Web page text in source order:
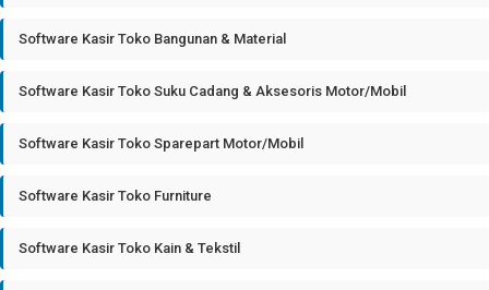
Software Kasir Toko Bangunan & Material
Software Kasir Toko Suku Cadang & Aksesoris Motor/Mobil
Software Kasir Toko Sparepart Motor/Mobil
Software Kasir Toko Furniture
Software Kasir Toko Kain & Tekstil